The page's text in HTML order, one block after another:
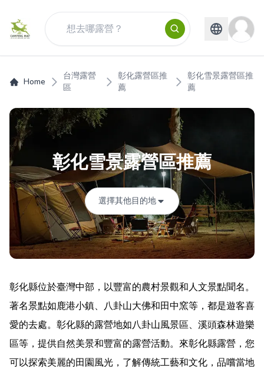
Home
台灣露營
區
彰化露營區推
薦
彰化雪景露營區推
薦
彰化雪景露營區推薦
選擇其他目的地
彰化縣位於臺灣中部，以豐富的農村景觀和人文景點聞名。
著名景點如鹿港小鎮、八卦山大佛和田中窯等，都是遊客喜
愛的去處。彰化縣的露營地如八卦山風景區、溪頭森林遊樂
區等，提供自然美景和豐富的露營活動。來彰化縣露營，您
可以探索美麗的田園風光，了解傳統工藝和文化，品嚐當地